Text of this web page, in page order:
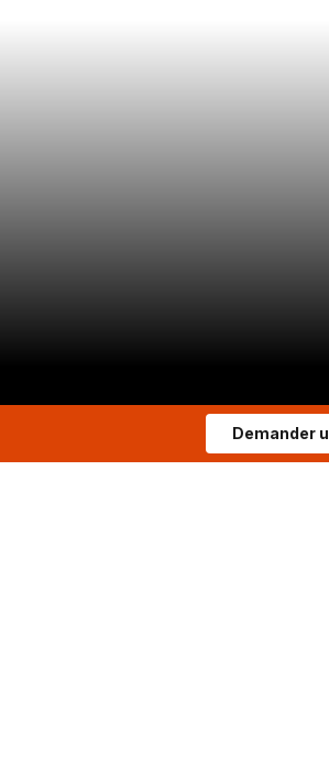
Demander